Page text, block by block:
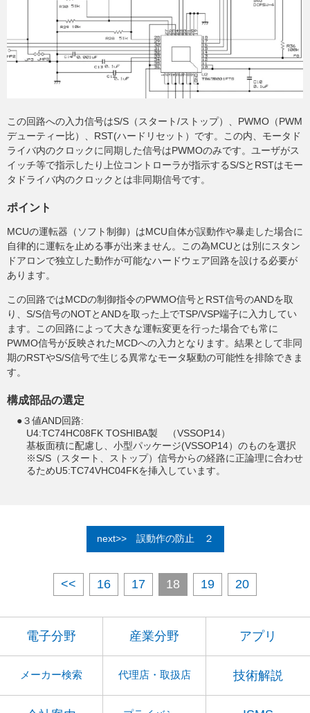
この回路への入力信号はS/S（スタート/ストップ）、PWMO（PWM
デューティー比）、RST(ハードリセット）です。この内、モータド
ライバ内のクロックに同期した信号はPWMOのみです。ユーザがス
イッチ等で指示したり上位コントローラが指示するS/SとRSTはモー
タドライバ内のクロックとは非同期信号です。
ポイント
MCUの運転器（ソフト制御）はMCU自体が誤動作や暴走した場合に
自律的に運転を止める事が出来ません。この為MCUとは別にスタン
ドアロンで独立した動作が可能なハードウェア回路を設ける必要が
あります。
この回路ではMCDの制御指令のPWMO信号とRST信号のANDを取
り、S/S信号のNOTとANDを取った上でTSP/VSP端子に入力してい
ます。この回路によって大きな運転変更を行った場合でも常に
PWMO信号が反映されたMCDへの入力となります。結果として非同
期のRSTやS/S信号で生じる異常なモータ駆動の可能性を排除できま
す。
構成部品の選定
●３値AND回路:
U4:TC74HC08FK TOSHIBA製 （VSSOP14）
基板面積に配慮し、小型パッケージ(VSSOP14）のものを選択
※S/S（スタート、ストップ）信号からの経路に正論理に合わせ
るためU5:TC74VHC04FKを挿入しています。
誤動作の防止 ２
<< 16 17 18 19 20
電子分野 産業分野 アプリ
メーカー検索 代理店・取扱店 技術解説